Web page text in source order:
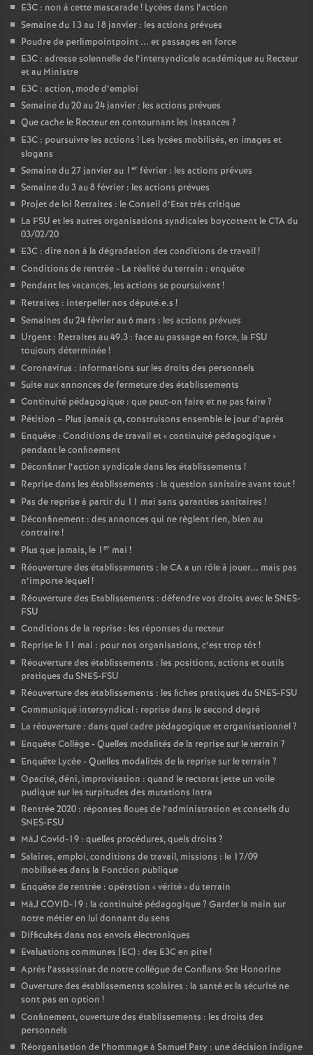
E3C : non à cette mascarade! Lycées dans l’action
Semaine du 13 au 18 janvier : les actions prévues
Poudre de perlimpointpoint ... et passages en force
E3C : adresse solennelle de l’intersyndicale académique au Recteur
et au Ministre
E3C : action, mode d’emploi
Semaine du 20 au 24 janvier : les actions prévues
Que cache le Recteur en contournant les instances ?
E3C : poursuivre les actions ! Les lycées mobilisés, en images et
slogans
Semaine du 27 janvier au 1 er février : les actions prévues
Semaine du 3 au 8 février : les actions prévues
Projet de loi Retraites : le Conseil d’Etat très critique
La FSU et les autres organisations syndicales boycottent le CTA du
03/02/20
E3C : dire non à la dégradation des conditions de travail!
Conditions de rentrée - La réalité du terrain : enquête
Pendant les vacances, les actions se poursuivent!
Retraites : interpeller nos député.e.s !
Semaines du 24 février au 6 mars : les actions prévues
Urgent : Retraites au 49.3 : face au passage en force, la FSU
toujours déterminée!
Coronavirus : informations sur les droits des personnels
Suite aux annonces de fermeture des établissements
Continuité pédagogique : que peut-on faire et ne pas faire?
Pétition – Plus jamais ça, construisons ensemble le jour d’après
Enquête : Conditions de travail et «continuité pédagogique»
pendant le confinement
Déconfiner l’action syndicale dans les établissements !
Reprise dans les établissements : la question sanitaire avant tout!
Pas de reprise à partir du 11 mai sans garanties sanitaires !
Déconfinement : des annonces qui ne règlent rien, bien au
contraire!
Plus que jamais, le 1 er mai !
Réouverture des établissements : le CA a un rôle à jouer... mais pas
n’importe lequel!
Réouverture des Etablissements : défendre vos droits avec le SNES-
FSU
Conditions de la reprise : les réponses du recteur
Reprise le 11 mai : pour nos organisations, c’est trop tôt!
Réouverture des établissements : les positions, actions et outils
pratiques du SNES-FSU
Réouverture des établissements : les fiches pratiques du SNES-FSU
Communiqué intersyndical : reprise dans le second degré
La réouverture : dans quel cadre pédagogique et organisationnel?
Enquête Collège - Quelles modalités de la reprise sur le terrain ?
Enquête Lycée - Quelles modalités de la reprise sur le terrain ?
Opacité, déni, improvisation : quand le rectorat jette un voile
pudique sur les turpitudes des mutations Intra
Rentrée 2020 : réponses floues de l’administration et conseils du
SNES-FSU
MàJ Covid-19 : quelles procédures, quels droits ?
Salaires, emploi, conditions de travail, missions : le 17/09
mobilisé·es dans la Fonction publique
Enquête de rentrée : opération «vérité» du terrain
MàJ COVID-19 : la continuité pédagogique? Garder la main sur
notre métier en lui donnant du sens
Difficultés dans nos envois électroniques
Evaluations communes (EC) : des E3C en pire!
Après l’assassinat de notre collègue de Conflans-Ste Honorine
Ouverture des établissements scolaires : la santé et la sécurité ne
sont pas en option !
Confinement, ouverture des établissements : les droits des
personnels
Réorganisation de l’hommage à Samuel Paty : une décision indigne